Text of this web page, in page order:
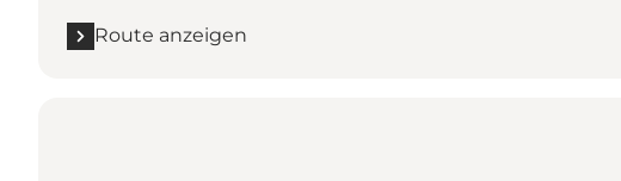
Route anzeigen